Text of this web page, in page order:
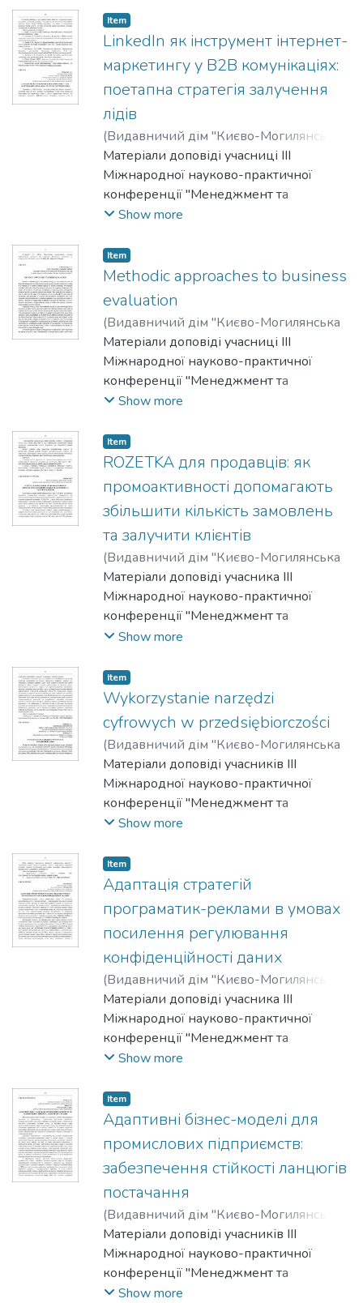
Item
LinkedIn як інструмент інтернет-
маркетингу у B2B комунікаціях:
поетапна стратегія залучення
лідів
(Видавничий дім "Києво-Могилянська
академія", 2025)Денисенко, Злата
Могилова, Марина
Матеріали доповіді учасниці III
Міжнародної науково-практичної
конференції "Менеджмент та
маркетинг як фактори розвитку
Show more
Item
Methodic approaches to business
evaluation
(Видавничий дім "Києво-Могилянська
академія", 2025)Prokopishyna, O.
Матеріали доповіді учасниці III
Міжнародної науково-практичної
конференції "Менеджмент та
маркетинг як фактори розвитку
Show more
Item
ROZETKA для продавців: як
промоактивності допомагають
збільшити кількість замовлень
та залучити клієнтів
(Видавничий дім "Києво-Могилянська
академія", 2025)Савенко, Микола
Матеріали доповіді учасника III
Міжнародної науково-практичної
конференції "Менеджмент та
маркетинг як фактори розвитку
Show more
Item
Wykorzystanie narzędzi
cyfrowych w przedsiębiorczości
(Видавничий дім "Києво-Могилянська
академія", 2025)Radinsky, S.;Radińska, S.
Матеріали доповіді учасників III
Міжнародної науково-практичної
конференції "Менеджмент та
маркетинг як фактори розвитку
Show more
Item
Адаптація стратегій
програматик-реклами в умовах
посилення регулювання
конфіденційності даних
(Видавничий дім "Києво-Могилянська
академія", 2025)Стегній, Кирило
Боднар, Ольга
Матеріали доповіді учасника III
Міжнародної науково-практичної
конференції "Менеджмент та
маркетинг як фактори розвитку
Show more
Item
Адаптивні бізнес-моделі для
промислових підприємств:
забезпечення стійкості ланцюгів
постачання
(Видавничий дім "Києво-Могилянська
академія", 2025)Коверга, Сергій
Дрига, О.
Матеріали доповіді учасників III
Міжнародної науково-практичної
конференції "Менеджмент та
маркетинг як фактори розвитку
Show more